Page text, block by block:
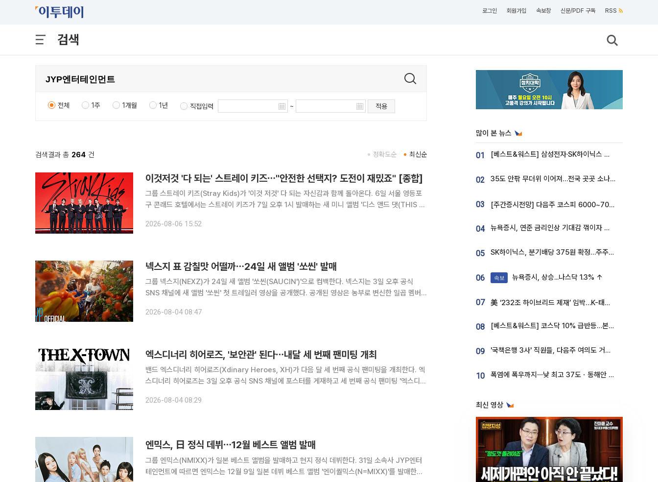
로그인 회원가입 속보창 신문/PDF 구독 RSS
검색
전체 1주 1개월 1년 직접입력 ~ 적용
검색결과 총 264 건 최신순
정확도순
이것저것 '다 되는' 스트레이 키즈⋯"안전한 선택지? 도전이 재밌죠" [종합]
그룹 스트레이 키즈(Stray Kids)가 '이것 저것' 다 되는 자신감과 함께 돌아온다. 6일 서울 영등포
구 콘래드 호텔에서는 스트레이 키즈가 7일 오후 1시 발매하는 새 미니 앨범 '디스 앤드 댓(THIS &
필릭스, 승민, 아이엔이 참석해 신
2026-08-06 15:52
넥스지 표 감칠맛 어떨까⋯24일 새 앨범 '쏘씬' 발매
그룹 넥스지(NEXZ)가 24일 새 앨범 '쏘씬(SAUCIN')'으로 컴백한다. 넥스지는 3일 오후 공식
SNS 채널에 새 앨범 '쏘씬' 첫 트레일러 영상을 공개했다. 공개된 영상은 농부로 변신한 일곱 멤버
수확물을 한 손에 꽉 쥐고 터트린다. 신선한 재
2026-08-04 08:47
엑스디너리 히어로즈, '보안관' 된다⋯내달 세 번째 팬미팅 개최
밴드 엑스디너리 히어로즈(Xdinary Heroes, XH)가 다음 달 세 번째 공식 팬미팅을 개최한다. 엑
스디너리 히어로즈는 3일 오후 공식 SNS 채널에 포스터를 게재하고 세 번째 공식 팬미팅 '엑스디너
TOWN')' 개최 소식을 전했다.
2026-08-04 08:29
엔믹스, 日 정식 데뷔⋯12월 베스트 앨범 발매
그룹 엔믹스(NMIXX)가 일본 베스트 앨범을 발매하고 현지 정식 데뷔한다. 31일 소속사 JYP엔터
테인먼트에 따르면 엔믹스는 12월 9일 일본 데뷔 베스트 앨범 '엔이퀄믹스(N=MIXX)'를 발매한다.
많이 본 뉴스
01 [베스트&워스트] 삼성전자·SK하이닉스 밀린 한 주…상상인증권은 85% 급등
02 35도 안팎 무더위 이어져…전국 곳곳 소나기 [오늘 날씨]
03 [주간증시전망] 다음주 코스피 6000~7000⋯“外人 수급은 정책이 변수”
04 뉴욕증시, 연준 금리인상 기대감 꺾이자 상승...S&P500 사상 최고치 [종합]
05 SK하이닉스, 분기배당 375원 확정…주주환원책 9월로 앞당겨 발표
06 속보 뉴욕증시, 상승...나스닥 1.3% ↑
07 美 ‘232조 하이브리드 제재’ 임박…K-태양광, 불확실성 털고 날개 다나
08 [베스트&워스트] 코스닥 10% 급반등…본느, 최대주주 변경 기대에 270% 폭등
09 '국책은행 3사' 직원들, 다음주 여의도 거리 나서는 까닭은
10 폭염에 폭우까지⋯낮 최고 37도ㆍ동해안 강한 비 [날씨]
최신 영상